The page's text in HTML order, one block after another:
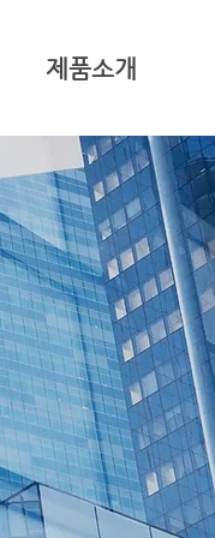
제품소개